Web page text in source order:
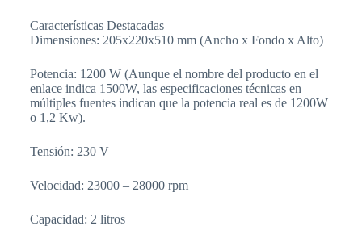
Características Destacadas
Dimensiones: 205x220x510 mm (Ancho x Fondo x Alto)
Potencia: 1200 W (Aunque el nombre del producto en el
enlace indica 1500W, las especificaciones técnicas en
múltiples fuentes indican que la potencia real es de 1200W
o 1,2 Kw).
Tensión: 230 V
Velocidad: 23000 – 28000 rpm
Capacidad: 2 litros